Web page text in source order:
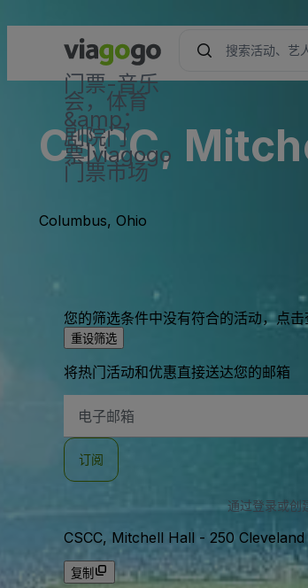
门票-音乐
会，体育
&amp；
剧院门
票|viagogo
门票市场
CSCC,
Columbus, Ohio
您的筛选条件中没有符合的活动，点击
重设筛选
将热门活动和优惠直接送达您的邮箱
子
地
订阅
通过登录或创
CSCC, Mitchell Hall - 250
复制